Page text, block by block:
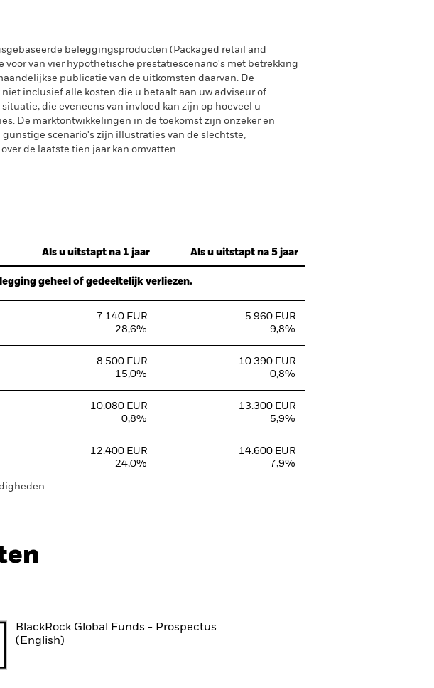
beleggingsproducten (Packaged retail and
van vier hypothetische prestatiescenario's met betrekking
publicatie van de uitkomsten daarvan. De
inclusief alle kosten die u betaalt aan uw adviseur of
die eveneens van invloed kan zijn op hoeveel u
De marktontwikkelingen in de toekomst zijn onzeker en
scenario's zijn illustraties van de slechtste,
de laatste tien jaar kan omvatten.
Als u uitstapt na 1 jaar Als u uitstapt na 5 jaar
geheel of gedeeltelijk verliezen.
7.140 EUR
-28,6%
5.960 EUR
-9,8%
8.500 EUR
-15,0%
10.390 EUR
0,8%
10.080 EUR
0,8%
13.300 EUR
5,9%
12.400 EUR
24,0%
14.600 EUR
7,9%
BlackRock Global Funds - Prospectus
(English)